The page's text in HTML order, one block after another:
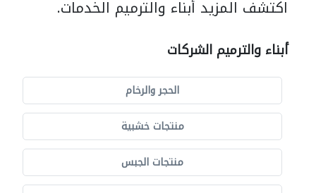
اكتشف المزيد أبناء والترميم الخدمات.
أبناء والترميم الشركات
الحجر والرخام
منتجات خشبية
منتجات الجبس